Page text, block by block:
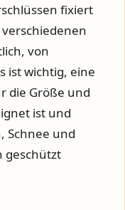
fixiert
von
ist wichtig, eine
die Größe und
ist und
Schnee und
geschützt